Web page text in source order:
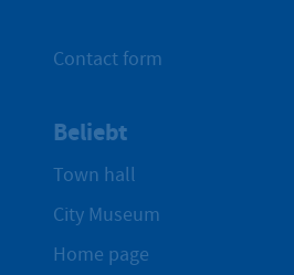
Contact form
Beliebt
Town hall
City Museum
Home page